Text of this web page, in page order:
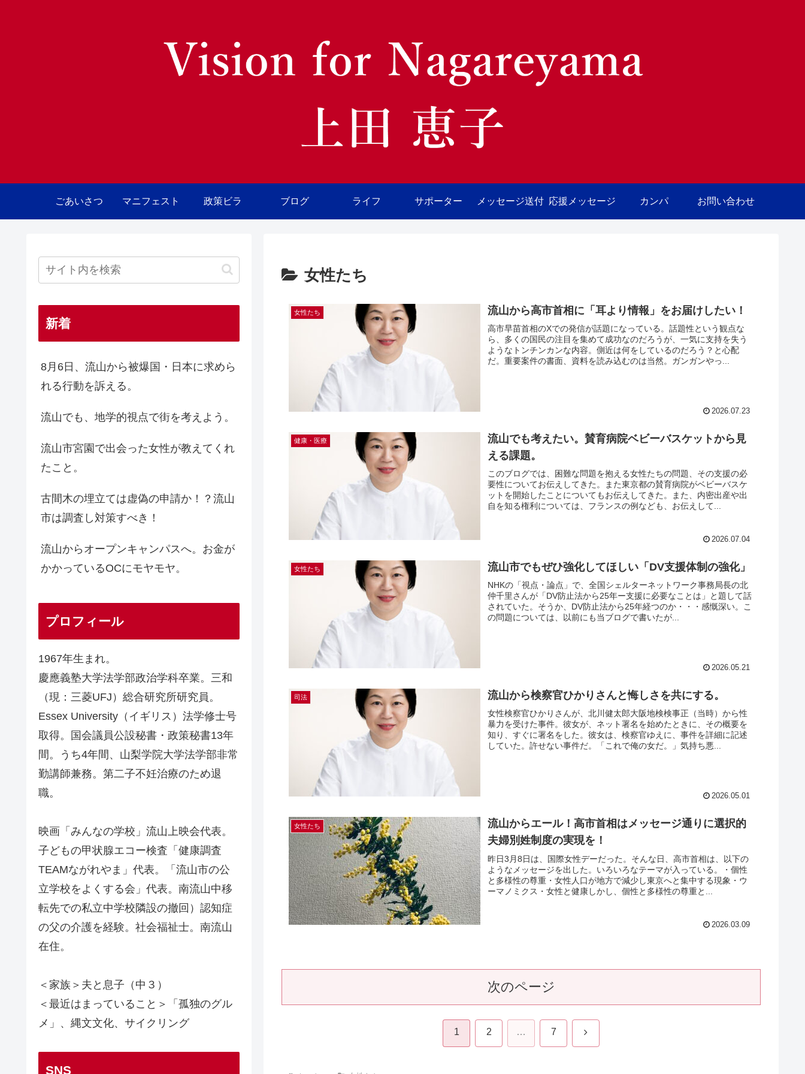
ごあいさつ マニフェスト 政策ビラ ブログ ライフ サポーター メッセージ送付 応援メッセージ カンパ お問い合わせ
女性たち
女性たち 流山から高市首相に「耳より情報」をお届けしたい！
高市早苗首相のXでの発信が話題になっている。話題性という観点な
ら、多くの国民の注目を集めて成功なのだろうが、一気に支持を失う
ようなトンチンカンな内容。側近は何をしているのだろう？と心配
だ。重要案件の書面、資料を読み込むのは当然。ガンガンやっ...
2026.07.23
健康・医療
流山でも考えたい。賛育病院ベビーバスケットから見
える課題。
このブログでは、困難な問題を抱える女性たちの問題、その支援の必
要性についてお伝えしてきた。また東京都の賛育病院がベビーバスケ
ットを開始したことについてもお伝えしてきた。また、内密出産や出
自を知る権利については、フランスの例なども、お伝えして...
2026.07.04
女性たち 流山市でもぜひ強化してほしい「DV支援体制の強化」
NHKの「視点・論点」で、全国シェルターネットワーク事務局長の北
仲千里さんが「DV防止法から25年ー支援に必要なことは」と題して話
されていた。そうか、DV防止法から25年経つのか・・・感慨深い。こ
の問題については、以前にも当ブログで書いたが...
2026.05.21
司法 流山から検察官ひかりさんと悔しさを共にする。
女性検察官ひかりさんが、北川健太郎大阪地検検事正（当時）から性
暴力を受けた事件。彼女が、ネット署名を始めたときに、その概要を
知り、すぐに署名をした。彼女は、検察官ゆえに、事件を詳細に記述
していた。許せない事件だ。「これで俺の女だ。」気持ち悪...
2026.05.01
女性たち
流山からエール！高市首相はメッセージ通りに選択的
夫婦別姓制度の実現を！
昨日3月8日は、国際女性デーだった。そんな日、高市首相は、以下の
ようなメッセージを出した。いろいろなテーマが入っている。・個性
と多様性の尊重・女性人口が地方で減少し東京へと集中する現象・ウ
ーマノミクス・女性と健康しかし、個性と多様性の尊重と...
2026.03.09
次のページ
1 2 … 7 次
新着
8月6日、流山から被爆国・日本に求めら
れる行動を訴える。
流山でも、地学的視点で街を考えよう。
流山市宮園で出会った女性が教えてくれ
たこと。
古間木の埋立ては虚偽の申請か！？流山
市は調査し対策すべき！
流山からオープンキャンパスへ。お金が
かかっているOCにモヤモヤ。
プロフィール
1967年生まれ。
慶應義塾大学法学部政治学科卒業。三和
（現：三菱UFJ）総合研究所研究員。
Essex University（イギリス）法学修士号
取得。国会議員公設秘書・政策秘書13年
間。うち4年間、山梨学院大学法学部非常
勤講師兼務。第二子不妊治療のため退
職。
映画「みんなの学校」流山上映会代表。
子どもの甲状腺エコー検査「健康調査
TEAMながれやま」代表。「流山市の公
立学校をよくする会」代表。南流山中移
転先での私立中学校隣設の撤回）認知症
の父の介護を経験。社会福祉士。南流山
在住。
＜家族＞夫と息子（中３）
＜最近はまっていること＞「孤独のグル
メ」、縄文文化、サイクリング
SNS